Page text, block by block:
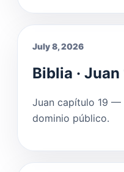
July 8, 2026
Biblia · Juan
Juan capítulo 19 —
dominio público.